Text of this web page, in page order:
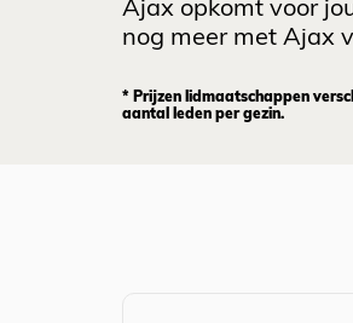
Ajax opkomt voor
nog meer met Ajax
* Prijzen lidmaatschappen
aantal leden per gezin.